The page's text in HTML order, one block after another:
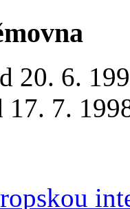
20. 6.
17. 7.